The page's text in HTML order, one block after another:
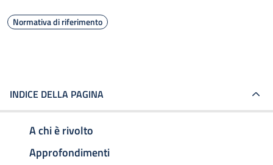
Normativa di riferimento
INDICE DELLA PAGINA
A chi è rivolto
Approfondimenti